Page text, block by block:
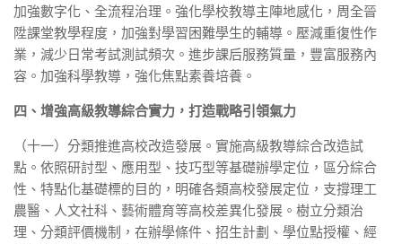
加強數字化、全流程治理。強化學校教導主陣地感化，周全晉
陞課堂教學程度，加強對學習困難學生的輔導。壓減重復性作
業，減少日常考試測試頻次。進步課后服務質量，豐富服務內
容。加強科學教導，強化焦點素養培養。
四、增強高級教導綜合實力，打造戰略引領氣力
（十一）分類推進高校改造發展。實施高級教導綜合改造試
點。依照研討型、應用型、技巧型等基礎辦學定位，區分綜合
性、特點化基礎標的目的，明確各類高校發展定位，支撐理工
農醫、人文社科、藝術體育等高校差異化發展。樹立分類治
理、分類評價機制，在辦學條件、招生計劃、學位點授權、經